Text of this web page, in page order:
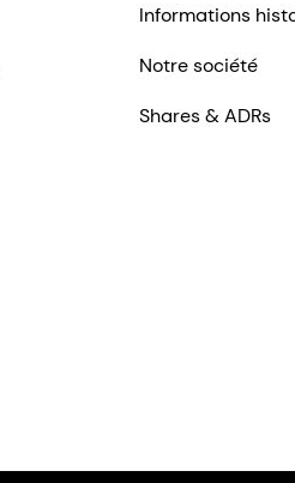
Informations
Notre société
Shares & ADRs